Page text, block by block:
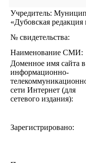
Учредитель:
«Дубовская редакция
№ свидетельства:
Наименование СМИ:
Доменное имя сайта в
информационно-
сети Интернет (для
сетевого издания):
Зарегистрировано: